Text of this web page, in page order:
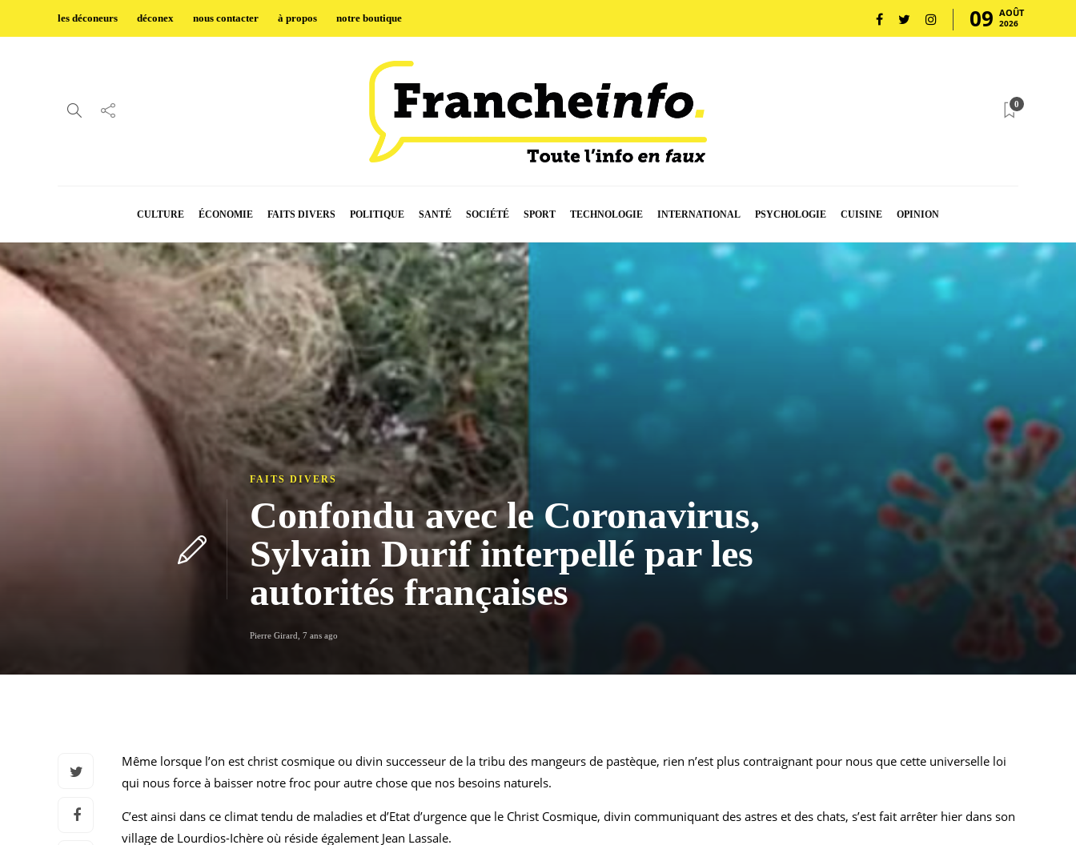
les déconeurs déconex nous contacter à propos notre boutique 09 AOÛT
2026
0
CULTURE ÉCONOMIE FAITS DIVERS POLITIQUE SANTÉ SOCIÉTÉ SPORT TECHNOLOGIE INTERNATIONAL PSYCHOLOGIE CUISINE OPINION
FAITS DIVERS
Confondu avec le Coronavirus,
Sylvain Durif interpellé par les
autorités françaises
Pierre Girard 7 ans ago
Même lorsque l’on est christ cosmique ou divin successeur de la tribu des mangeurs de pastèque, rien n’est plus contraignant pour nous que cette universelle loi
qui nous force à baisser notre froc pour autre chose que nos besoins naturels.
C’est ainsi dans ce climat tendu de maladies et d’Etat d’urgence que le Christ Cosmique, divin communiquant des astres et des chats, s’est fait arrêter hier dans son
village de Lourdios-Ichère où réside également Jean Lassale.